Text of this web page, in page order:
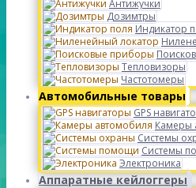
Антижучки
Дозимтры
Индикатор
Тепловизоры
Частотомеры
Автомобильные товары
GPS
Камеры
Системы
Системы
Электроника
Аппаратные кейлоггеры